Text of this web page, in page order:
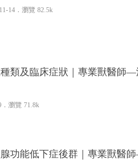
14． 瀏覽 82.5k
類及臨床症狀｜專業獸醫師—
瀏覽 71.8k
功能低下症後群｜專業獸醫